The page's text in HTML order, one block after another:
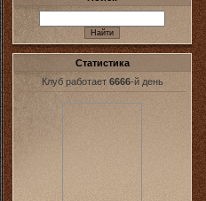
Статистика
Клуб работает 6666-й день